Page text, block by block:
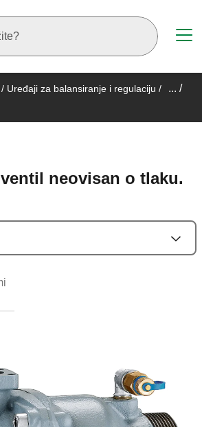
/ Uređaji za balansiranje i regulaciju / ... /
neovisan o tlaku.